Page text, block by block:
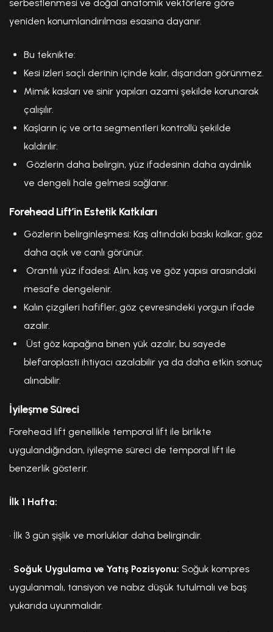
serbestlenmesi ve doğal anatomik vektörlere göre
yeniden konumlandırılması esasına dayanır.
Bu teknikte:
Kesi izleri saçlı derinin içinde kalır, dışarıdan görünmez.
Mimik kasları ve sinir yapıları azami şekilde korunarak
çalışılır.
Kaşların iç ve orta segmentleri kontrollü şekilde
kaldırılır.
Gözlerin daha belirgin, yüz ifadesinin daha aydınlık
ve dengeli hale gelmesi sağlanır.
Forehead Lift’in Estetik Katkıları
Gözlerin belirginleşmesi: Kaş altındaki baskı kalkar, göz
daha açık ve canlı görünür.
Orantılı yüz ifadesi: Alın, kaş ve göz yapısı arasındaki
mesafe dengelenir.
Kalın çizgileri hafifler, göz çevresindeki yorgun ifade
azalır.
Üst göz kapağına binen yük azalır, bu sayede
blefaroplasti ihtiyacı azalabilir ya da daha etkin sonuç
alınabilir.
İyileşme Süreci
Forehead lift genellikle temporal lift ile birlikte
uygulandığından, iyileşme süreci de temporal lift ile
benzerlik gösterir.
İlk 1 Hafta:
• İlk 3 gün şişlik ve morluklar daha belirgindir.
• Soğuk Uygulama ve Yatış Pozisyonu: Soğuk kompres
uygulanmalı, tansiyon ve nabız düşük tutulmalı ve baş
yukarıda uyunmalıdır.